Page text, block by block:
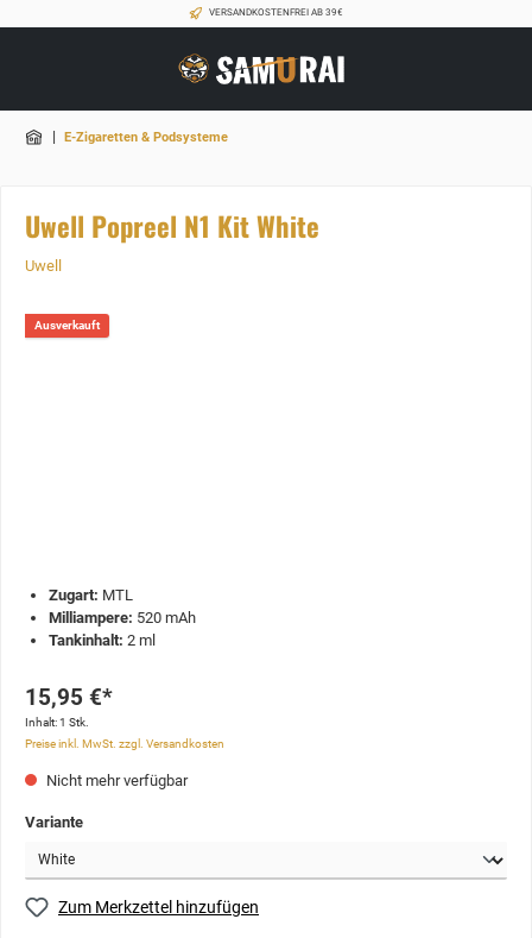
VERSANDKOSTENFREI AB 39€
| E-Zigaretten & Podsysteme
Uwell Popreel N1 Kit White
Uwell
Ausverkauft
Zugart: MTL
Milliampere: 520 mAh
Tankinhalt: 2 ml
15,95 €*
Inhalt:1 Stk.
Preise inkl. MwSt. zzgl. Versandkosten
Nicht mehr verfügbar
Variante
Zum Merkzettel hinzufügen